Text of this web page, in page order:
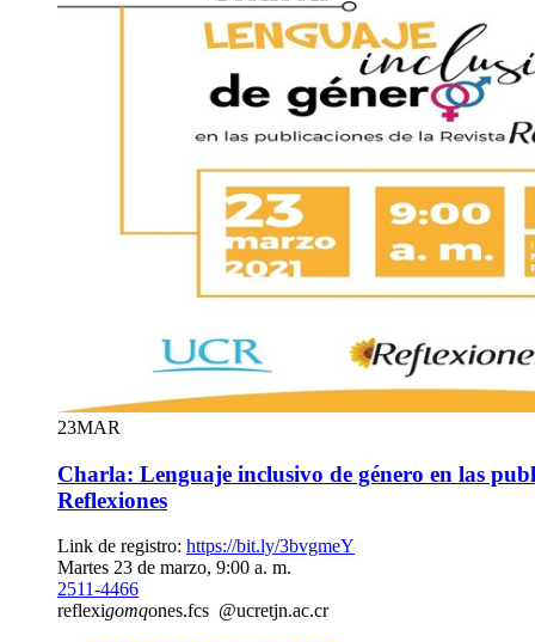
23MAR
Charla: Lenguaje inclusivo de género en las
Reflexiones
Link de registro: https://bit.ly/3bvgmeY
Martes 23 de marzo, 9:00 a. m.
2511-4466
reflexigomqones.fcs @ucretjn.ac.cr